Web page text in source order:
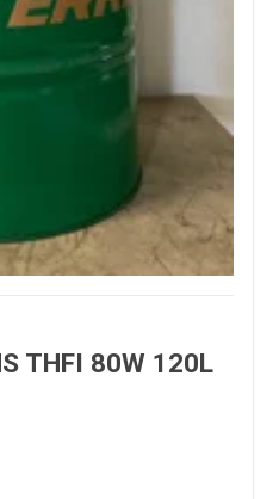
THFI 80W 120L